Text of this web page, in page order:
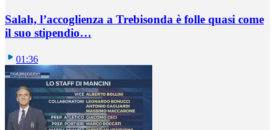
Salah, l’accoglienza a Trebisonda è folle quasi come
il suo stipendio…
01:36